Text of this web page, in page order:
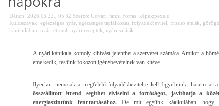
Dátum: 2026.06.22., 05:32 Szerző: Udvari Fanni Forrás: képek:pexels
Kulcsszavak: egészséges nyár egészséges táplálkozás folyadékbevitel frissítő ételek
kánikulában
nyári étrend nyári receptek nyári saláták
A nyári kánikula komoly kihívást jelenthet a szervezet számára. Amikor a
emelkedik, testünk fokozott igénybevételnek van kitéve.
Ilyenkor nemcsak a megfelelő folyadékbevitelre kell figyelnünk, hanem
összeállított étrend segíthet elviselni a forróságot, javíthatja a
energiaszintünk fenntartásához. De mit együnk kánikulában, hogy